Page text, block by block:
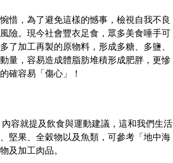
惜，為了避免這樣的憾事，檢視自我不良
險。現今社會豐衣足食，眾多美食唾手可
了加工再製的原物料，形成多糖、多鹽、
量，容易造成體脂肪堆積形成肥胖，更慘
確容易「傷心」！
容就提及飲食與運動建議，這和我們生活
堅果、全穀物以及魚類，可參考「地中海
及加工肉品。